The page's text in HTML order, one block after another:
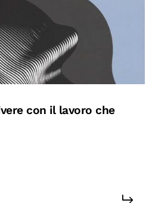
e bambini
scuole
Politico
Program
con il lavoro che